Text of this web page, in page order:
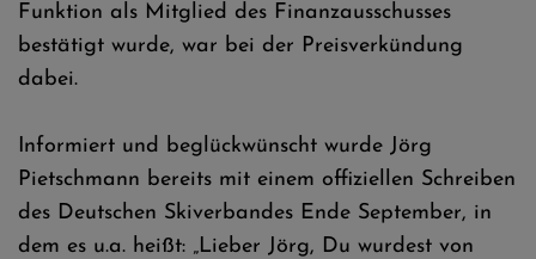
Funktion als Mitglied des Finanzausschusses
bestätigt wurde, war bei der Preisverkündung
dabei.
Informiert und beglückwünscht wurde Jörg
Pietschmann bereits mit einem offiziellen Schreiben
des Deutschen Skiverbandes Ende September, in
dem es u.a. heißt: „Lieber Jörg, Du wurdest von